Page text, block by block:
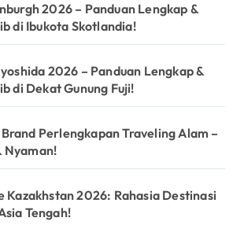
2026 – Panduan Lengkap &
di Ibukota Skotlandia!
2026 – Panduan Lengkap &
di Dekat Gunung Fuji!
Perlengkapan Traveling Alam –
Nyaman!
Kazakhstan 2026: Rahasia Destinasi
Tengah!